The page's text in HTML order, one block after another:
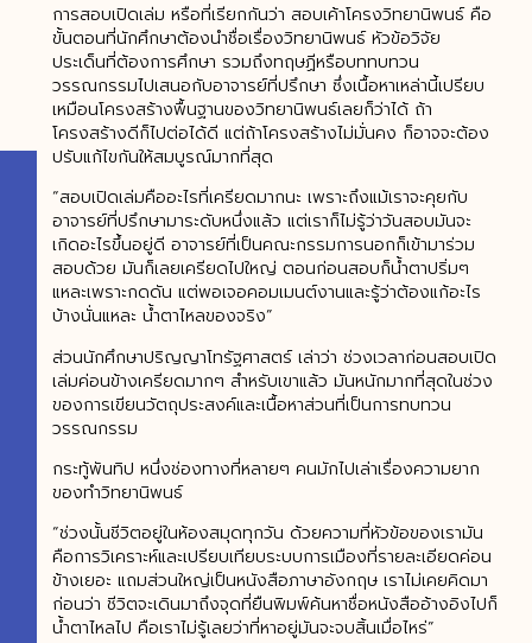
การสอบเปิดเล่ม หรือที่เรียกกันว่า สอบเค้าโครงวิทยานิพนธ์ คือ
ขั้นตอนที่นักศึกษาต้องนำชื่อเรื่องวิทยานิพนธ์ หัวข้อวิจัย
ประเด็นที่ต้องการศึกษา รวมถึงทฤษฏีหรือบททบทวน
วรรณกรรมไปเสนอกับอาจารย์ที่ปรึกษา ซึ่งเนื้อหาเหล่านี้เปรียบ
เหมือนโครงสร้างพื้นฐานของวิทยานิพนธ์เลยก็ว่าได้ ถ้า
โครงสร้างดีก็ไปต่อได้ดี แต่ถ้าโครงสร้างไม่มั่นคง ก็อาจจะต้อง
ปรับแก้ไขกันให้สมบูรณ์มากที่สุด
“สอบเปิดเล่มคืออะไรที่เครียดมากนะ เพราะถึงแม้เราจะคุยกับ
อาจารย์ที่ปรึกษามาระดับหนึ่งแล้ว แต่เราก็ไม่รู้ว่าวันสอบมันจะ
เกิดอะไรขึ้นอยู่ดี อาจารย์ที่เป็นคณะกรรมการนอกก็เข้ามาร่วม
สอบด้วย มันก็เลยเครียดไปใหญ่ ตอนก่อนสอบก็น้ำตาปริ่มๆ
แหละเพราะกดดัน แต่พอเจอคอมเมนต์งานและรู้ว่าต้องแก้อะไร
บ้างนั่นแหละ น้ำตาไหลของจริง”
ส่วนนักศึกษาปริญญาโทรัฐศาสตร์ เล่าว่า ช่วงเวลาก่อนสอบเปิด
เล่มค่อนข้างเครียดมากๆ สำหรับเขาแล้ว มันหนักมากที่สุดในช่วง
ของการเขียนวัตถุประสงค์และเนื้อหาส่วนที่เป็นการทบทวน
วรรณกรรม
กระทู้พันทิป หนึ่งช่องทางที่หลายๆ คนมักไปเล่าเรื่องความยาก
ของทำวิทยานิพนธ์
“ช่วงนั้นชีวิตอยู่ในห้องสมุดทุกวัน ด้วยความที่หัวข้อของเรามัน
คือการวิเคราะห์และเปรียบเทียบระบบการเมืองที่รายละเอียดค่อน
ข้างเยอะ แถมส่วนใหญ่เป็นหนังสือภาษาอังกฤษ เราไม่เคยคิดมา
ก่อนว่า ชีวิตจะเดินมาถึงจุดที่ยืนพิมพ์ค้นหาชื่อหนังสืออ้างอิงไปก็
น้ำตาไหลไป คือเราไม่รู้เลยว่าที่หาอยู่มันจะจบสิ้นเมื่อไหร่”